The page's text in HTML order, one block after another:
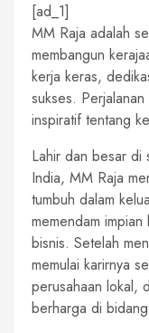
[ad_1]
MM Raja adalah
membangun
kerja keras,
sukses.
inspiratif tentang
Lahir dan besar di
India, MM Raja
tumbuh dalam
memendam
bisnis. Setelah
memulai karirnya
perusahaan lokal,
berharga di